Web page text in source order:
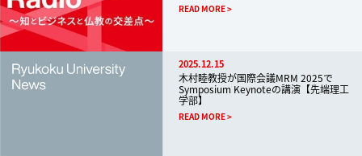
READ MORE
2025.12.15
木村睦教授が国際会議MRM 2025で
Symposium Keynoteの講演【先端理工
学部】
READ MORE